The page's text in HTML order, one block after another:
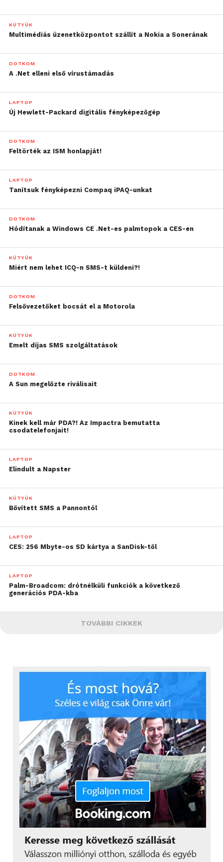
KÜTYÜK
Multimédiás üzenetközpontot szállít a Nokia a Sonerának
DOTKOM
A .Net elleni első vírustámadás
LAPTOP
Új Hewlett-Packard digitális fényképezőgép
DOTKOM
Feltörték az ISM honlapját!
LAPTOP
Tanítsuk fényképezni Compaq iPAQ-unkat
DOTKOM
Hódítanak a Windows CE .Net-es palmtopok a CES-en
KÜTYÜK
Miért nem lehet ICQ-n SMS-t küldeni?!
DOTKOM
Felsővezetőket bocsát el a Motorola
KÜTYÜK
Emelt díjas SMS szolgáltatások
DOTKOM
A Sun megelőzte riválisait
KÜTYÜK
Kinek kell már PDA?! Az Impactra bemutatta
csodatelefonjait!
LAPTOP
Elindult a Napster
KÜTYÜK
Bővített SMS a Pannontól
LAPTOP
CES: 256 Mbyte-os SD kártya a SanDisk-től
LAPTOP
Palm-Broadcom: drótnélküli funkciók a következő
generációs PDA-kba
TOVÁBBI CIKKEK